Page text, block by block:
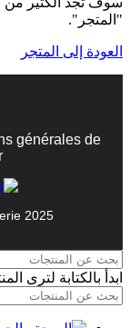
"المتجر".
العودة إلى المتجر
générales de
2025.
ابدأ بالكتابة لترى